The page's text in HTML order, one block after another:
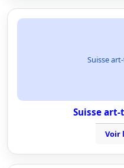
Suisse
Suisse
Voir